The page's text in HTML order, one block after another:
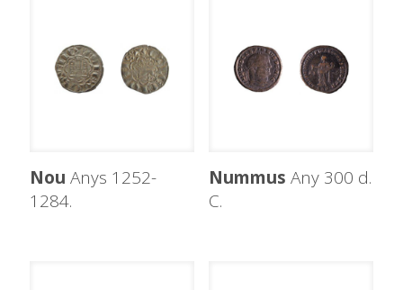
Nou Anys 1252-
1284.
Nummus Any 300 d.
C.